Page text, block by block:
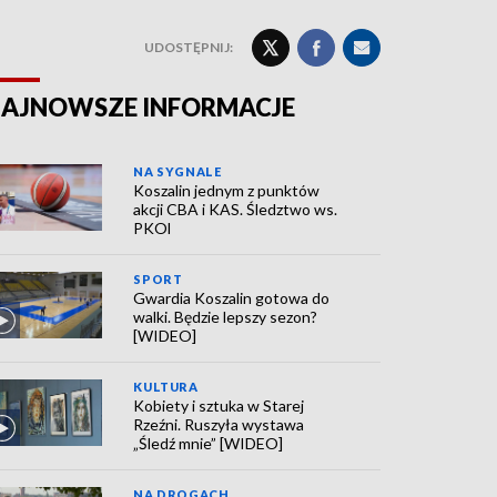
UDOSTĘPNIJ:
INFORMACJE
NA SYGNALE
Koszalin jednym z punktów
akcji CBA i KAS. Śledztwo ws.
PKOl
SPORT
Gwardia Koszalin gotowa do
walki. Będzie lepszy sezon?
[WIDEO]
KULTURA
Kobiety i sztuka w Starej
Rzeźni. Ruszyła wystawa
„Śledź mnie” [WIDEO]